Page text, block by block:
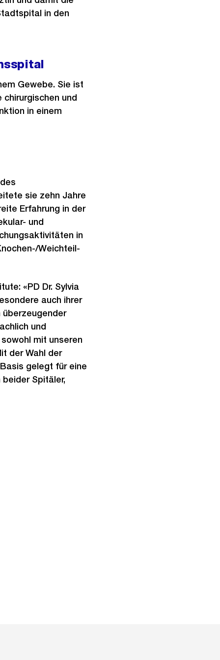
in den
Gewebe. Sie ist
und
in einem
sie zehn Jahre
Erfahrung in der
und
in
Weichteil-
«PD Dr. Sylvia
auch ihrer
überzeugender
und
mit unseren
der Wahl der
gelegt für eine
Spitäler,